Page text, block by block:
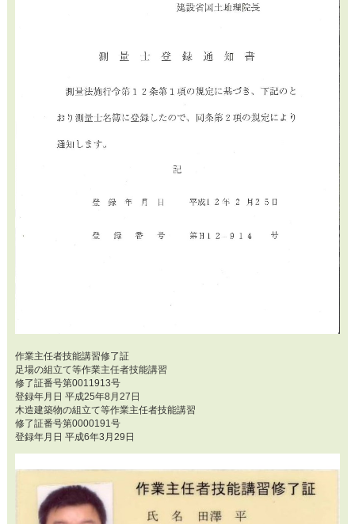
作業主任者技能講習修了証
足場の組立て等作業主任者技能講習
修了証番号第0011913号
登録年月日 平成25年8月27日
木造建築物の組立て等作業主任者技能講習
修了証番号第0000191号
登録年月日 平成6年3月29日